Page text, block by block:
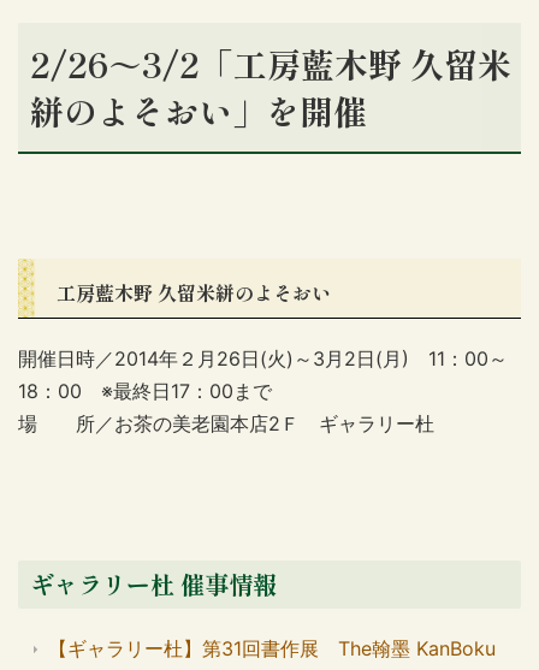
2/26～3/2「工房藍木野 久留米
絣のよそおい」を開催
工房藍木野 久留米絣のよそおい
開催日時／2014年２月26日(火)～3月2日(月) 11：00～
18：00 ※最終日17：00まで
場 所／お茶の美老園本店2Ｆ ギャラリー杜
ギャラリー杜 催事情報
【ギャラリー杜】第31回書作展 The翰墨 KanBoku